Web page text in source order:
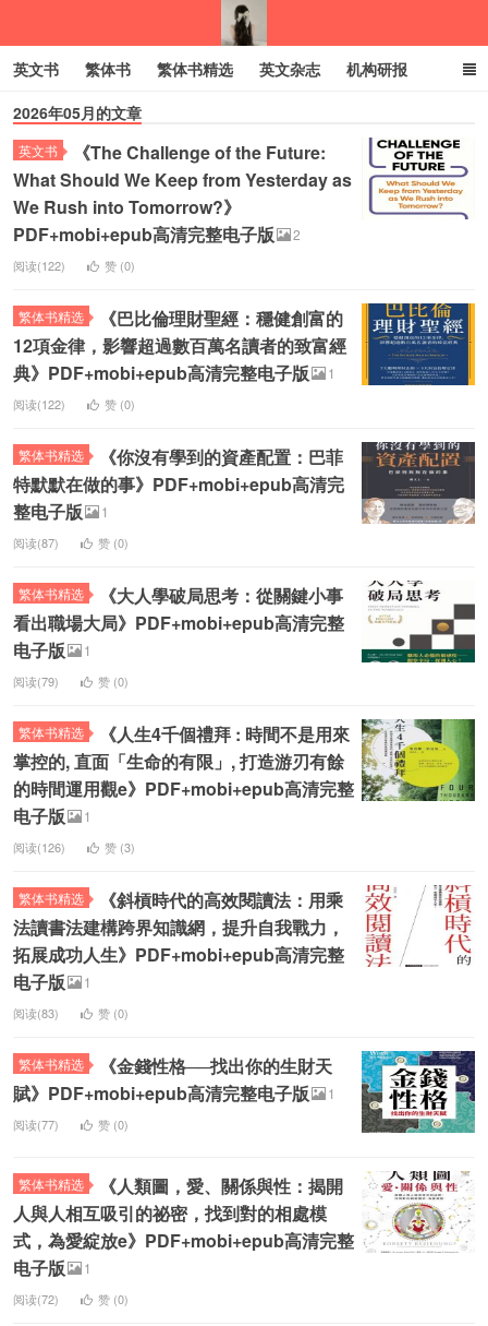
我的生活分享
英文书 繁体书 繁体书精选 英文杂志 机构研报
小语种 绝版书
2026年05月的文章
英文书
《The Challenge of the Future:
What Should We Keep from Yesterday as
We Rush into Tomorrow?》
PDF+mobi+epub高清完整电子版
2
阅读(122) 赞 (0)
繁体书精选
《巴比倫理財聖經：穩健創富的
12項金律，影響超過數百萬名讀者的致富經
典》PDF+mobi+epub高清完整电子版
1
阅读(122) 赞 (0)
繁体书精选
《你沒有學到的資產配置：巴菲
特默默在做的事》PDF+mobi+epub高清完
整电子版
1
阅读(87) 赞 (0)
繁体书精选
《大人學破局思考：從關鍵小事
看出職場大局》PDF+mobi+epub高清完整
电子版
1
阅读(79) 赞 (0)
繁体书精选
《人生4千個禮拜 : 時間不是用來
掌控的, 直面「生命的有限」, 打造游刃有餘
的時間運用觀e》PDF+mobi+epub高清完整
电子版
1
阅读(126) 赞 (3)
繁体书精选
《斜槓時代的高效閱讀法：用乘
法讀書法建構跨界知識網，提升自我戰力，
拓展成功人生》PDF+mobi+epub高清完整
电子版
1
阅读(83) 赞 (0)
繁体书精选
《金錢性格──找出你的生財天
賦》PDF+mobi+epub高清完整电子版
1
阅读(77) 赞 (0)
繁体书精选
《人類圖，愛、關係與性：揭開
人與人相互吸引的祕密，找到對的相處模
式，為愛綻放e》PDF+mobi+epub高清完整
电子版
1
阅读(72) 赞 (0)